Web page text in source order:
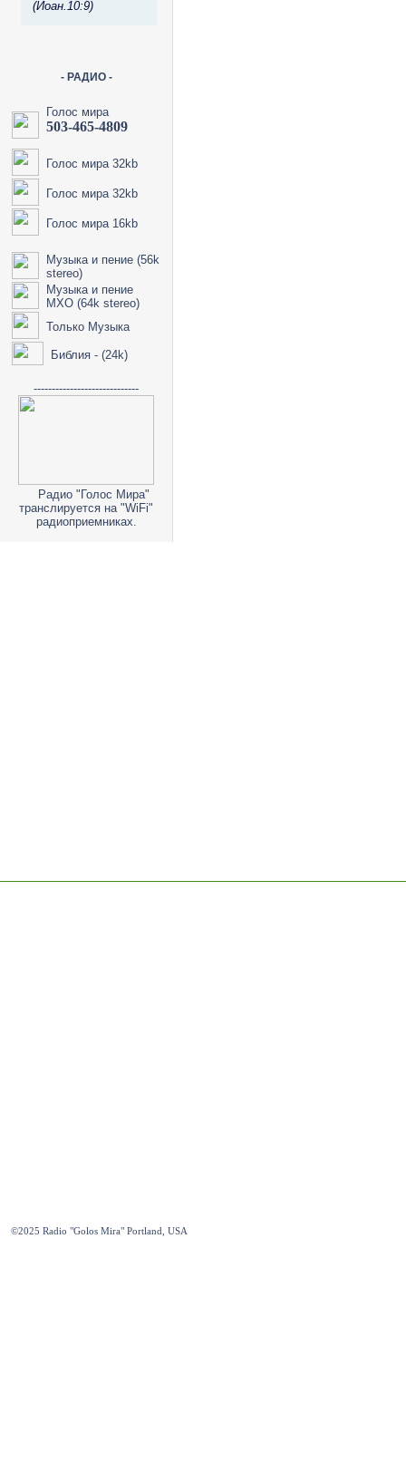
(Иоан.10:9)
- РАДИО -
Голос мира
503-465-4809
Голос мира 32kb
Голос мира 32kb
Голос мира 16kb
Музыка и пение (56k
stereo)
Музыка и пение
МХО (64k stereo)
Только Музыка
Библия - (24k)
-----------------------------
Радио "Голос Мира"
транслируется на "WiFi"
радиоприемниках.
©2025 Radio "Golos Mira" Portland, USA